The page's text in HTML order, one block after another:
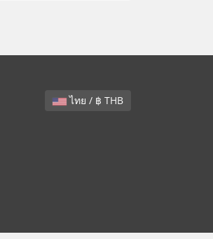
ไทย / ฿ THB